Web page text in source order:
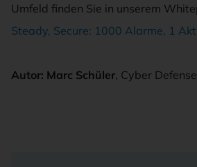
Umfeld finden Sie in unserem
Steady, Secure: 1000 Alarme, 1
Autor: Marc Schüler, Cyber